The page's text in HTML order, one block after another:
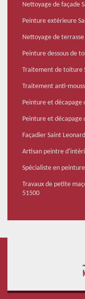
Nettoyage de façade
Peinture extérieure
Nettoyage de
Peinture dessous de
Traitement de toiture
Traitement anti-
Peinture et décapage
Peinture et décapage
Façadier Saint Leonard
Artisan peintre
Spécialiste en
Travaux de petite
51500